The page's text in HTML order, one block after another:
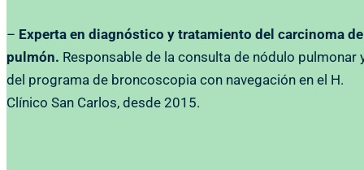
– Experta en diagnóstico y tratamiento del carcinoma de
pulmón. Responsable de la consulta de nódulo pulmonar
del programa de broncoscopia con navegación en el H.
Clínico San Carlos, desde 2015.